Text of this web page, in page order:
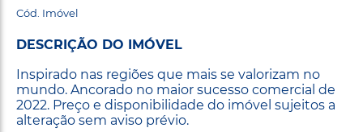
Cód. Imóvel
DESCRIÇÃO DO IMÓVEL
Inspirado nas regiões que mais se valorizam no
mundo. Ancorado no maior sucesso comercial de
2022. Preço e disponibilidade do imóvel sujeitos a
alteração sem aviso prévio.